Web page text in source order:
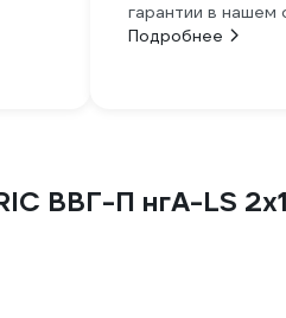
гарантии в нашем
Подробнее
ВВГ-П нгА-LS